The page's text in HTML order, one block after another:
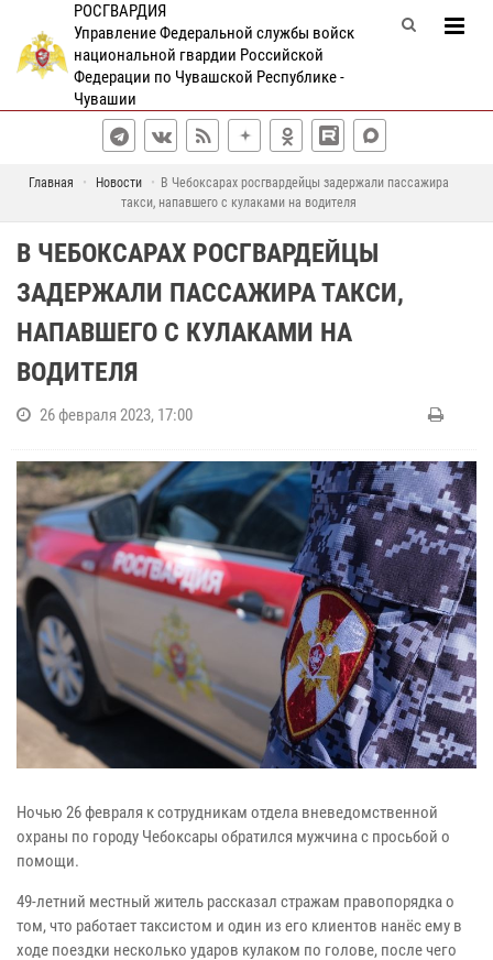
РОСГВАРДИЯ
Управление Федеральной службы войск
национальной гвардии Российской
Федерации по Чувашской Республике -
Чувашии
Главная Новости
В Чебоксарах росгвардейцы задержали пассажира
такси, напавшего с кулаками на водителя
В ЧЕБОКСАРАХ РОСГВАРДЕЙЦЫ
ЗАДЕРЖАЛИ ПАССАЖИРА ТАКСИ,
НАПАВШЕГО С КУЛАКАМИ НА
ВОДИТЕЛЯ
26 февраля 2023, 17:00
Ночью 26 февраля к сотрудникам отдела вневедомственной
охраны по городу Чебоксары обратился мужчина с просьбой о
помощи.
49-летний местный житель рассказал стражам правопорядка о
том, что работает таксистом и один из его клиентов нанёс ему в
ходе поездки несколько ударов кулаком по голове, после чего